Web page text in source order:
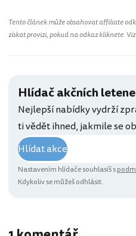
Tento článek může obsahovat affiliate
získat provizi, pokud na odkaz kliknete.
Hlídač akčních
Nejlepší nabídky vydrží
ti vědět ihned, jakmile se
Hlídat akce
Nastavením hlídače souhlasíš s
Kdykoliv se můžeš odhlásit.